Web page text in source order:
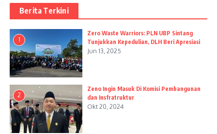
Berita Terkini
1
Zero Waste Warriors: PLN UBP Sintang
Tunjukkan Kepedulian, DLH Beri Apresiasi
Jun 13, 2025
2
Zeno Ingin Masuk Di Komisi Pembangunan
dan Insfratruktur
Okt 20, 2024